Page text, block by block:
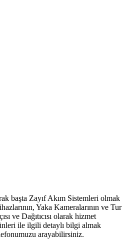
başta Zayıf Akım Sistemleri olmak
Yaka Kameralarının ve Tur
ve Dağıtıcısı olarak hizmet
ile ilgili detaylı bilgi almak
arayabilirsiniz.